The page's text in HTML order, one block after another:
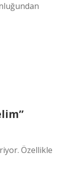
Özellikle